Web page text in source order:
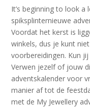
It’s beginning to look
spiksplinternieuwe
Voordat het kerst is
winkels, dus je kunt
voorbereidingen. Kun
Verwen jezelf of jouw
adventskalender voor
manier af tot de
met de My Jewellery